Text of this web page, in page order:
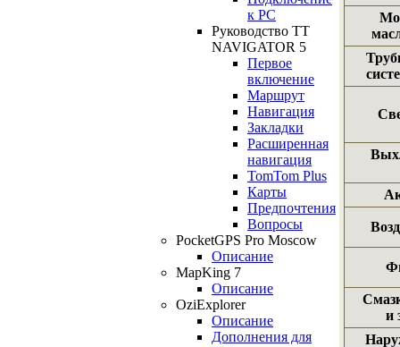
к РС
Руководство TT
NAVIGATOR 5
Первое
включение
Маршрут
Навигация
Закладки
Расширенная
навигация
TomTom Plus
Карты
Предпочтения
Вопросы
PocketGPS Pro Moscow
Описание
MapKing 7
Описание
OziExplorer
Описание
Дополнения для
и